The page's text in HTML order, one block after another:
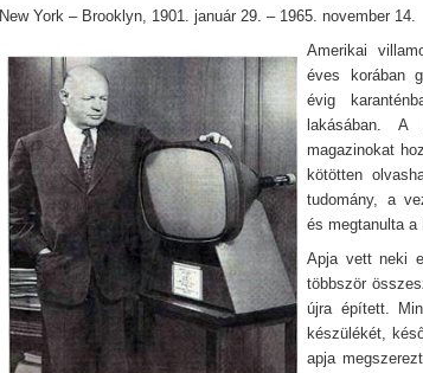
New York – Brooklyn, 1901. január 29. – 1965. november 14.
Amerikai
éves korában
évig
lakásában.
magazinokat
kötötten
tudomány, a
és megtanulta a
Apja vett neki
többször
újra épített.
készülékét,
apja